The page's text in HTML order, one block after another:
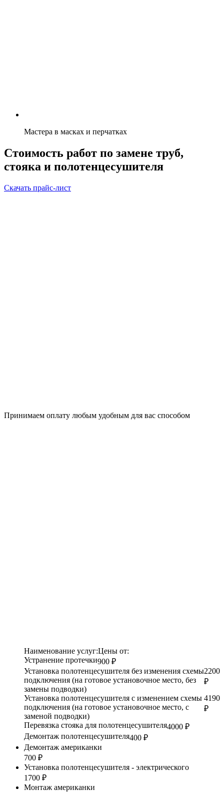
Мастера в масках и перчатках
Стоимость работ по замене труб,
стояка и полотенцесушителя
Скачать прайс-лист
Принимаем оплату любым удобным для вас способом
Наименование услуг:Цены от:
Устранение протечки900 ₽
Установка полотенцесушителя без изменения схемы
подключения (на готовое установочное место, без
замены подводки)
2200
₽
Установка полотенцесушителя с изменением схемы
подключения (на готовое установочное место, с
заменой подводки)
4190
₽
Перевязка стояка для полотенцесушителя4000 ₽
Демонтаж полотенцесушителя400 ₽
Демонтаж американки
700 ₽
Установка полотенцесушителя - электрического
1700 ₽
Монтаж американки